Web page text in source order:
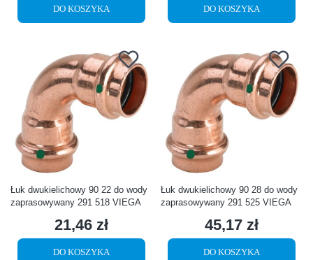
DO KOSZYKA DO KOSZYKA
Łuk dwukielichowy 90 22 do wody
zaprasowywany 291 518 VIEGA
Cena
21,46 zł
DO KOSZYKA
Łuk dwukielichowy 90 28 do wody
zaprasowywany 291 525 VIEGA
Cena
45,17 zł
DO KOSZYKA